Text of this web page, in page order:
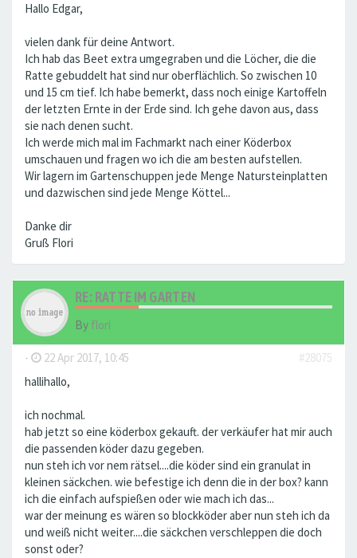
Hallo Edgar,
vielen dank für deine Antwort.
Ich hab das Beet extra umgegraben und die Löcher, die die
Ratte gebuddelt hat sind nur oberflächlich. So zwischen 10
und 15 cm tief. Ich habe bemerkt, dass noch einige Kartoffeln
der letzten Ernte in der Erde sind. Ich gehe davon aus, dass
sie nach denen sucht.
Ich werde mich mal im Fachmarkt nach einer Köderbox
umschauen und fragen wo ich die am besten aufstellen.
Wir lagern im Gartenschuppen jede Menge Natursteinplatten
und dazwischen sind jede Menge Köttel...
Danke dir
Gruß Flori
RE: RATTE IM GARTEN
By flori
- 22 Apr 2017, 10:45
#28075
hallihallo,
ich nochmal.
hab jetzt so eine köderbox gekauft. der verkäufer hat mir auch
die passenden köder dazu gegeben.
nun steh ich vor nem rätsel....die köder sind ein granulat in
kleinen säckchen. wie befestige ich denn die in der box? kann
ich die einfach aufspießen oder wie mach ich das...
war der meinung es wären so blockköder aber nun steh ich da
und weiß nicht weiter....die säckchen verschleppen die doch
sonst oder?